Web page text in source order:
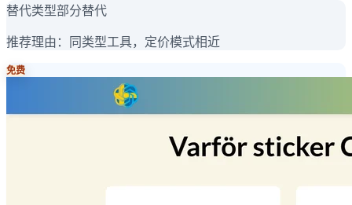
替代类型部分替代
推荐理由： 同类型工具，定价模式相近
免费